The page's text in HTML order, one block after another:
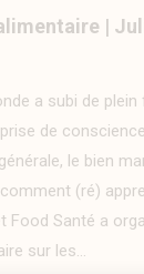
|
a subi de
de
le bien
(ré)
Food Santé a
sur les...